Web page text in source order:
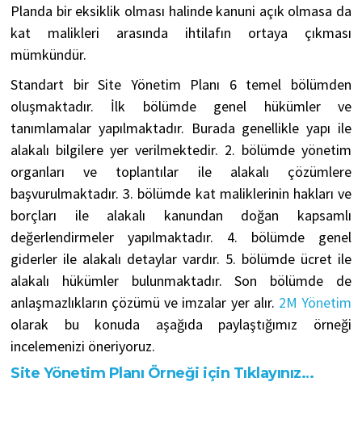
Planda bir eksiklik olması halinde kanuni açık olmasa da
kat malikleri arasında ihtilafın ortaya çıkması
mümkündür.
Standart bir Site Yönetim Planı 6 temel bölümden
oluşmaktadır. İlk bölümde genel hükümler ve
tanımlamalar yapılmaktadır. Burada genellikle yapı ile
alakalı bilgilere yer verilmektedir. 2. bölümde yönetim
organları ve toplantılar ile alakalı çözümlere
başvurulmaktadır. 3. bölümde kat maliklerinin hakları ve
borçları ile alakalı kanundan doğan kapsamlı
değerlendirmeler yapılmaktadır. 4. bölümde genel
giderler ile alakalı detaylar vardır. 5. bölümde ücret ile
alakalı hükümler bulunmaktadır. Son bölümde de
anlaşmazlıkların çözümü ve imzalar yer alır. 2M Yönetim
olarak bu konuda aşağıda paylaştığımız örneği
incelemenizi öneriyoruz.
Site Yönetim Planı Örneği için Tıklayınız…